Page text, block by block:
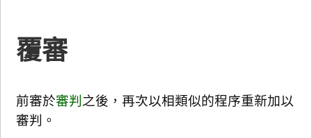
覆審
前審於審判之後，再次以相類似的程序重新加以
審判。